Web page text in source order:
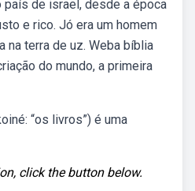
de israel, desde a época
e rico. Jó era um homem
na terra de uz. Weba bíblia
do mundo, a primeira
“os livros”) é uma
click the button below.